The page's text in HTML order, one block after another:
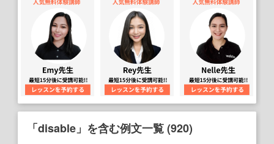
「disable」を含む例文一覧 (920)